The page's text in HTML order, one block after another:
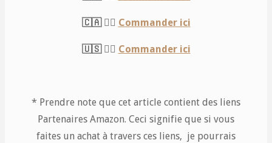
🇨🇦 👉🏻 Commander ici
🇺🇸 👉🏻 Commander ici
* Prendre note que cet article contient des liens
Partenaires Amazon. Ceci signifie que si vous
faites un achat à travers ces liens, je pourrais